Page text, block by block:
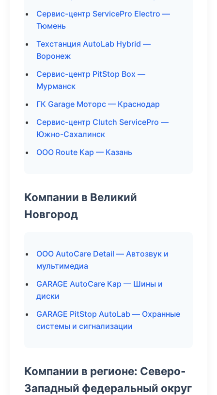
Сервис-центр ServicePro Electro —
Тюмень
Техстанция AutoLab Hybrid —
Воронеж
Сервис-центр PitStop Box —
Мурманск
ГК Garage Моторс — Краснодар
Сервис-центр Clutch ServicePro —
Южно-Сахалинск
ООО Route Кар — Казань
Компании в Великий
Новгород
ООО AutoCare Detail — Автозвук и
мультимедиа
GARAGE AutoCare Кар — Шины и
диски
GARAGE PitStop AutoLab — Охранные
системы и сигнализации
Компании в регионе: Северо-
Западный федеральный округ